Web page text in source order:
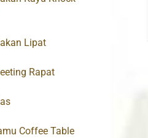
Lipat
Rapat
Coffee Table